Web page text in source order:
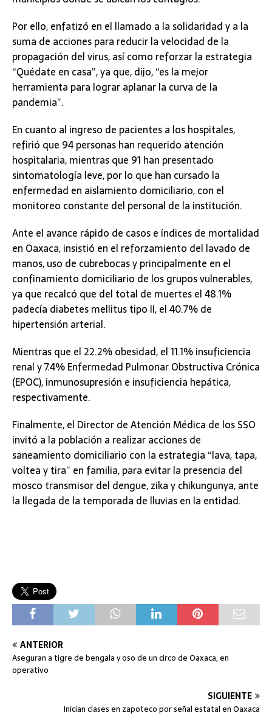
Por ello, enfatizó en el llamado a la solidaridad y a la
suma de acciones para reducir la velocidad de la
propagación del virus, así como reforzar la estrategia
“Quédate en casa”, ya que, dijo, “es la mejor
herramienta para lograr aplanar la curva de la
pandemia”.
En cuanto al ingreso de pacientes a los hospitales,
refirió que 94 personas han requerido atención
hospitalaria, mientras que 91 han presentado
sintomatología leve, por lo que han cursado la
enfermedad en aislamiento domiciliario, con el
monitoreo constante del personal de la institución.
Ante el avance rápido de casos e índices de mortalidad
en Oaxaca, insistió en el reforzamiento del lavado de
manos, uso de cubrebocas y principalmente en el
confinamiento domiciliario de los grupos vulnerables,
ya que recalcó que del total de muertes el 48.1%
padecía diabetes mellitus tipo II, el 40.7% de
hipertensión arterial.
Mientras que el 22.2% obesidad, el 11.1% insuficiencia
renal y 7.4% Enfermedad Pulmonar Obstructiva Crónica
(EPOC), inmunosupresión e insuficiencia hepática,
respectivamente.
Finalmente, el Director de Atención Médica de los SSO
invitó a la población a realizar acciones de
saneamiento domiciliario con la estrategia “lava, tapa,
voltea y tira” en familia, para evitar la presencia del
mosco transmisor del dengue, zika y chikungunya, ante
la llegada de la temporada de lluvias en la entidad.
ANTERIOR
Aseguran a tigre de bengala y oso de un circo de Oaxaca, en
operativo
SIGUIENTE
Inician clases en zapoteco por señal estatal en Oaxaca